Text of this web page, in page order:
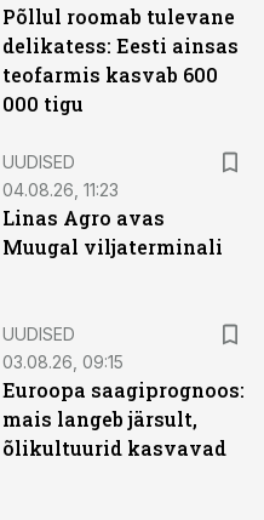
Põllul roomab tulevane
delikatess: Eesti ainsas
teofarmis kasvab 600
000 tigu
UUDISED
04.08.26, 11:23
Linas Agro avas
Muugal viljaterminali
UUDISED
03.08.26, 09:15
Euroopa saagiprognoos:
mais langeb järsult,
õlikultuurid kasvavad